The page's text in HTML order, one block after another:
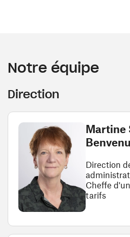
Notre équipe
Direction
Martine
Direction
Cheffe
tarifs